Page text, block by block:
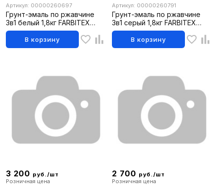
Артикул: 00000260697
Грунт-эмаль по ржавчине
3в1 белый 1,8кг FARBITEX
(6шт)
В корзину
Артикул: 00000260791
Грунт-эмаль по ржавчине
3в1 серый 1,8кг FARBITEX
(6шт)
В корзину
3 200 руб./шт
Розничная цена
2 700 руб./шт
Розничная цена